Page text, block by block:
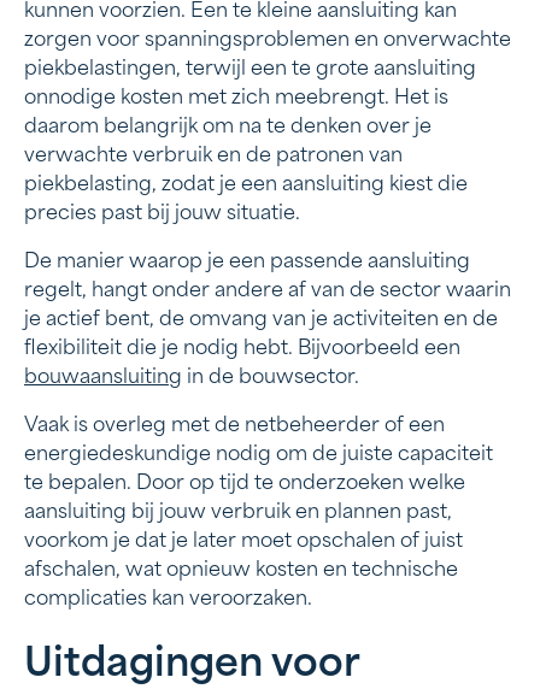
kunnen voorzien. Een te kleine aansluiting kan
zorgen voor spanningsproblemen en onverwachte
piekbelastingen, terwijl een te grote aansluiting
onnodige kosten met zich meebrengt. Het is
daarom belangrijk om na te denken over je
verwachte verbruik en de patronen van
piekbelasting, zodat je een aansluiting kiest die
precies past bij jouw situatie.
De manier waarop je een passende aansluiting
regelt, hangt onder andere af van de sector waarin
je actief bent, de omvang van je activiteiten en de
flexibiliteit die je nodig hebt. Bijvoorbeeld een
bouwaansluiting in de bouwsector.
Vaak is overleg met de netbeheerder of een
energiedeskundige nodig om de juiste capaciteit
te bepalen. Door op tijd te onderzoeken welke
aansluiting bij jouw verbruik en plannen past,
voorkom je dat je later moet opschalen of juist
afschalen, wat opnieuw kosten en technische
complicaties kan veroorzaken.
Uitdagingen voor